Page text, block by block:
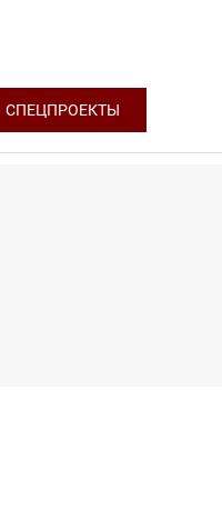
СПЕЦПРОЕКТЫ